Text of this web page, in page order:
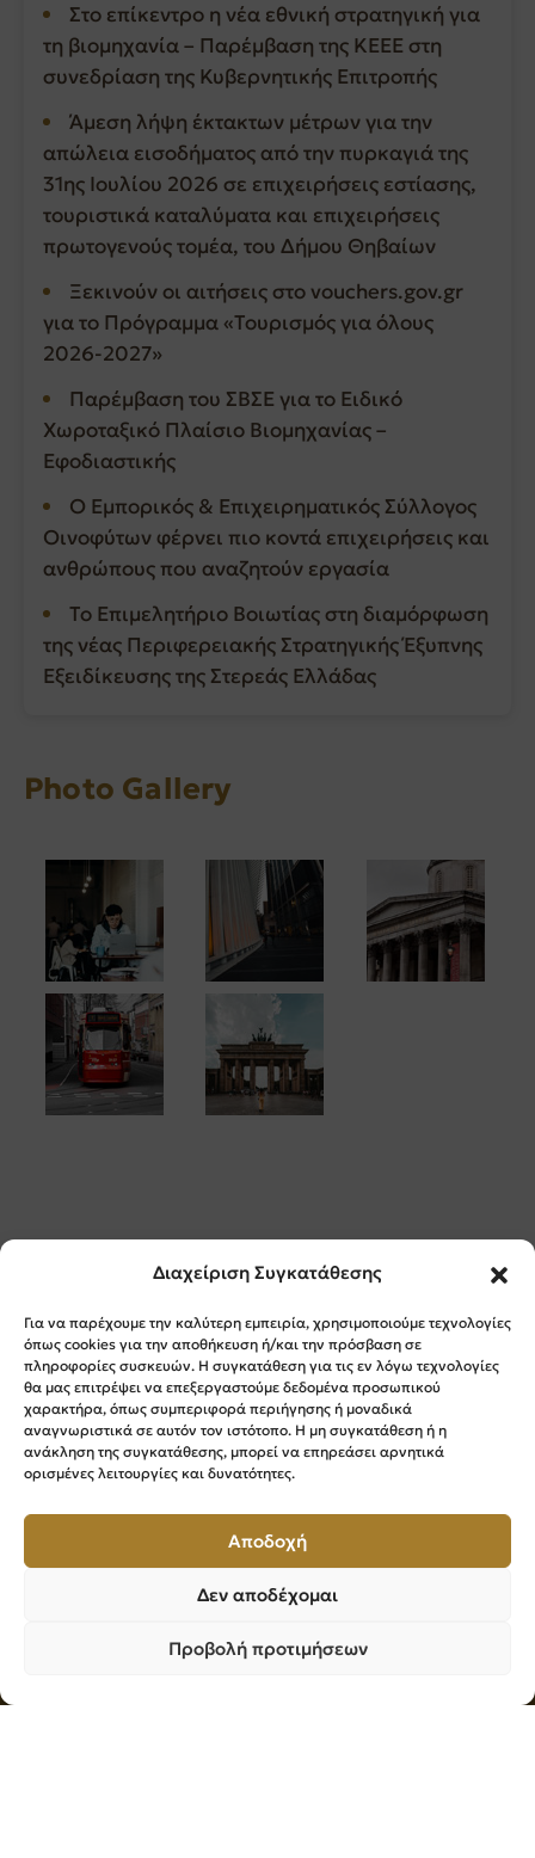
Διαχείριση Συγκατάθεσης
Για να παρέχουμε την καλύτερη εμπειρία, χρησιμοποιούμε τεχνολογίες
όπως cookies για την αποθήκευση ή/και την πρόσβαση σε
πληροφορίες συσκευών. Η συγκατάθεση για τις εν λόγω τεχνολογίες
θα μας επιτρέψει να επεξεργαστούμε δεδομένα προσωπικού
χαρακτήρα, όπως συμπεριφορά περιήγησης ή μοναδικά
αναγνωριστικά σε αυτόν τον ιστότοπο. Η μη συγκατάθεση ή η
ανάκληση της συγκατάθεσης, μπορεί να επηρεάσει αρνητικά
ορισμένες λειτουργίες και δυνατότητες.
Αποδοχή
Δεν αποδέχομαι
Προβολή προτιμήσεων
Στο επίκεντρο η νέα εθνική στρατηγική για
τη βιομηχανία – Παρέμβαση της ΚΕΕΕ στη
συνεδρίαση της Κυβερνητικής Επιτροπής
Άμεση λήψη έκτακτων μέτρων για την
απώλεια εισοδήματος από την πυρκαγιά της
31ης Ιουλίου 2026 σε επιχειρήσεις εστίασης,
τουριστικά καταλύματα και επιχειρήσεις
πρωτογενούς τομέα, του Δήμου Θηβαίων
Ξεκινούν οι αιτήσεις στο vouchers.gov.gr
για το Πρόγραμμα «Τουρισμός για όλους
2026-2027»
Παρέμβαση του ΣΒΣΕ για το Ειδικό
Χωροταξικό Πλαίσιο Βιομηχανίας –
Εφοδιαστικής
Ο Εμπορικός & Επιχειρηματικός Σύλλογος
Οινοφύτων φέρνει πιο κοντά επιχειρήσεις και
ανθρώπους που αναζητούν εργασία
Το Επιμελητήριο Βοιωτίας στη διαμόρφωση
της νέας Περιφερειακής Στρατηγικής Έξυπνης
Εξειδίκευσης της Στερεάς Ελλάδας
Photo Gallery
Επιμελητήριο Βοιωτίας
Λ. Κουτσοπετάλου 1, 32131 Λιβαδειά
2261028281
2261027664
Δίρκης 20, 32200 Θήβα
2262089630
Δευτέρα – Παρασκευή 8:00 – 14:00
info@viotiachamber.gr